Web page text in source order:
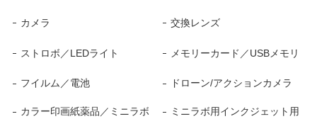
カメラ 交換レンズ
ストロボ／LEDライト メモリーカード／USBメモリ
フイルム／電池 ドローン/アクションカメラ
カラー印画紙薬品／ミニラボ
ミニラボ用インクジェット用